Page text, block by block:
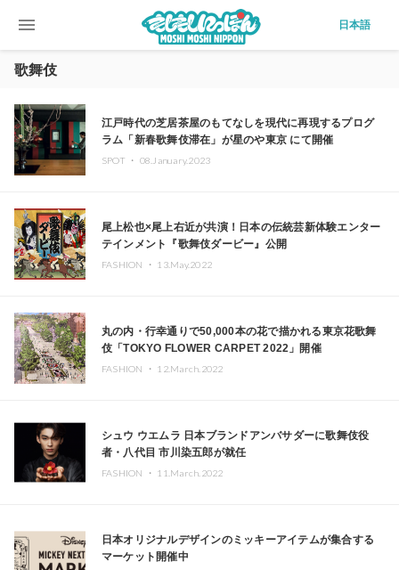
menu 日本語
歌舞伎
江戸時代の芝居茶屋のもてなしを現代に再現するプログ
ラム「新春歌舞伎滞在」が星のや東京 にて開催
SPOT ・ 08.January.2023
尾上松也×尾上右近が共演！⽇本の伝統芸新体験エンター
テインメント『歌舞伎ダービー』公開
FASHION ・ 13.May.2022
丸の内・行幸通りで50,000本の花で描かれる東京花歌舞
伎「TOKYO FLOWER CARPET 2022」開催
FASHION ・ 12.March.2022
シュウ ウエムラ 日本ブランドアンバサダーに歌舞伎役
者・八代目 市川染五郎が就任
FASHION ・ 11.March.2022
日本オリジナルデザインのミッキーアイテムが集合する
マーケット開催中